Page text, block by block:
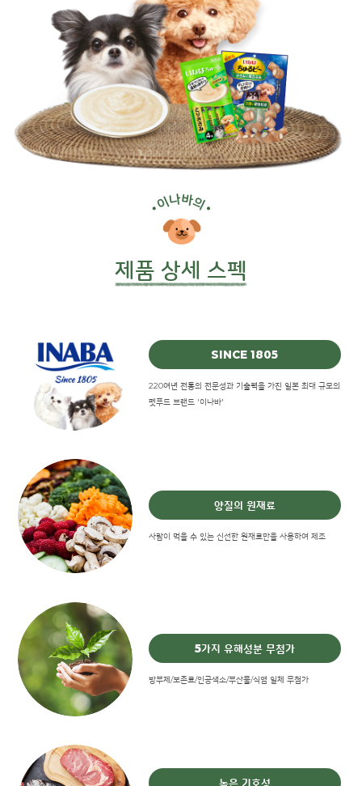
제품 상세 스펙
SINCE 1805
220여년 전통의 전문성과 기술력을 가진 일본 최대 규모의
펫푸드 브랜드 '이나바'
양질의 원재료
사람이 먹을 수 있는 신선한 원재료만을 사용하여 제조
5가지 유해성분 무첨가
방부제/보존료/인공색소/부산물/식염 일체 무첨가
높은 기호성